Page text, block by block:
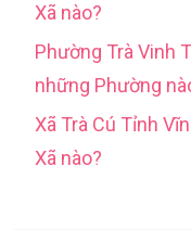
Xã nào?
Phường Trà Vinh
những Phường
Xã Trà Cú Tỉnh
Xã nào?